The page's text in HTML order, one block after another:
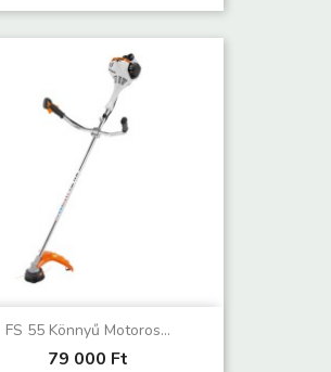
FS 55 Könnyű Motoros...
79 000 Ft